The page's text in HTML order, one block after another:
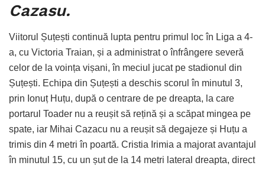
Cazasu.
Viitorul Șuțești continuă lupta pentru primul loc în Liga a 4-
a, cu Victoria Traian, și a administrat o înfrângere severă
celor de la voința vișani, în meciul jucat pe stadionul din
Șuțești. Echipa din Șuțești a deschis scorul în minutul 3,
prin Ionuț Huțu, după o centrare de pe dreapta, la care
portarul Toader nu a reușit să rețină și a scăpat mingea pe
spate, iar Mihai Cazacu nu a reușit să degajeze și Huțu a
trimis din 4 metri în poartă. Cristia Irimia a majorat avantajul
în minutul 15, cu un șut de la 14 metri lateral dreapta, direct